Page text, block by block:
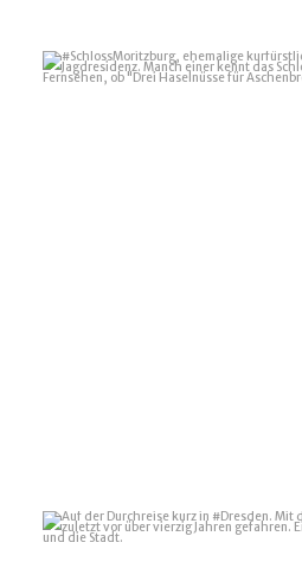
#SchlossMoritzburg,
Auf der Durchreise kurz in